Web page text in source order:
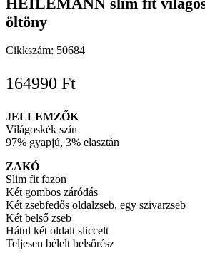
öltöny
Cikkszám: 50684
164990 Ft
JELLEMZŐK
Világoskék szín
97% gyapjú, 3% elasztán
ZAKÓ
Slim fit fazon
Két gombos záródás
Két zsebfedős oldalzseb, egy szivarzseb
Két belső zseb
Hátul két oldalt sliccelt
Teljesen bélelt belsőrész